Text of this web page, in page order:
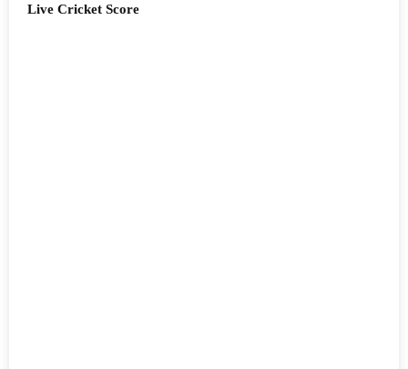
Live Cricket Score